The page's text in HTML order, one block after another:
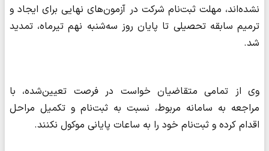
نشده‌اند، مهلت ثبت‌نام شرکت در آزمون‌های نهایی برای ایجاد و
ترمیم سابقه تحصیلی تا پایان روز سه‌شنبه نهم تیرماه، تمدید
شد.
وی از تمامی متقاضیان خواست در فرصت تعیین‌شده، با
مراجعه به سامانه مربوط، نسبت به ثبت‌نام و تکمیل مراحل
اقدام کرده و ثبت‌نام خود را به ساعات پایانی موکول نکنند.